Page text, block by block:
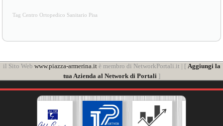
Tag Centro Ortopedico Sanitario Pisa
il Sito Web www.piazza-armerina.itè membro di NetworkPortali.it | [ Aggiungi la
tua Azienda al Network di Portali]